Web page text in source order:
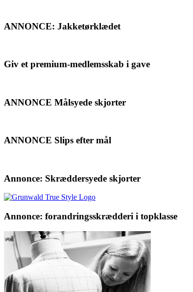
ANNONCE: Jakketørklædet
Giv et premium-medlemsskab i gave
ANNONCE Målsyede skjorter
ANNONCE Slips efter mål
Annonce: Skræddersyede skjorter
Annonce: forandringsskrædderi i topklasse